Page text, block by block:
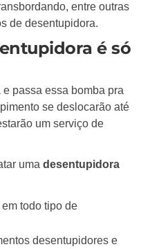
entre outras
de desentupidora.
é só
passa essa bomba pra
se deslocarão até
um serviço de
uma desentupidora
todo tipo de
desentupidores e